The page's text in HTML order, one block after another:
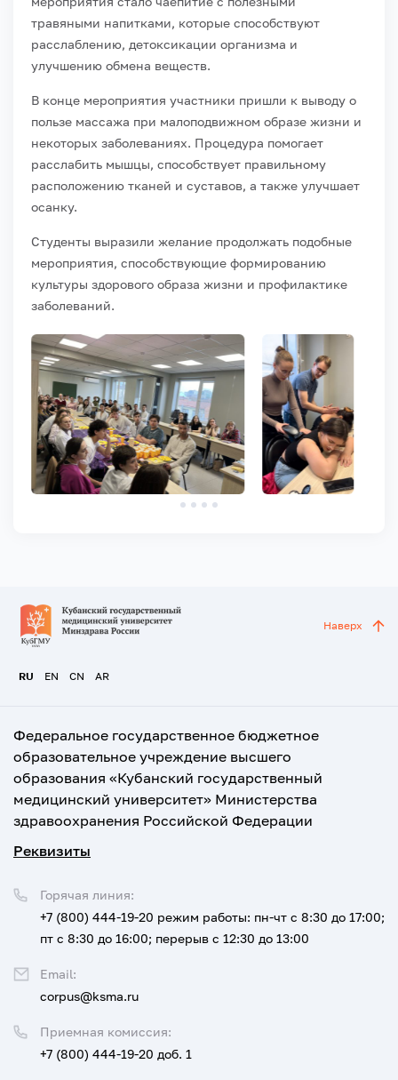
травяными напитками, которые способствуют
расслаблению, детоксикации организма и
улучшению обмена веществ.
В конце мероприятия участники пришли к выводу о
пользе массажа при малоподвижном образе жизни и
некоторых заболеваниях. Процедура помогает
расслабить мышцы, способствует правильному
расположению тканей и суставов, а также улучшает
осанку.
Студенты выразили желание продолжать подобные
мероприятия, способствующие формированию
культуры здорового образа жизни и профилактике
заболеваний.
RU EN CN AR
Наверх
Федеральное государственное бюджетное
образовательное учреждение высшего
образования «Кубанский государственный
медицинский университет» Министерства
здравоохранения Российской Федерации
Реквизиты
Приемная комиссия:
+7 (800) 444-19-20 доб. 1
Горячая линия:
+7 (800) 444-19-20 режим работы: пн-чт с 8:30 до 17:00;
пт с 8:30 до 16:00; перерыв с 12:30 до 13:00
Email:
corpus@ksma.ru